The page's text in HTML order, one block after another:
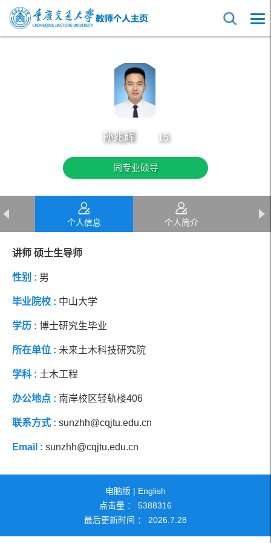
孙兆辉 15
同专业硕导
个人信息 个人简介
教育经历
社会兼职
团队成员
讲师 硕士生导师
性别 : 男
毕业院校 : 中山大学
学历 : 博士研究生毕业
所在单位 : 未来土木科技研究院
学科 : 土木工程
办公地点 : 南岸校区轻轨楼406
联系方式 : sunzhh@cqjtu.edu.cn
Email : sunzhh@cqjtu.edu.cn
电脑版 | English
点击量 ： 5388316
最后更新时间 ： 2026 7 28